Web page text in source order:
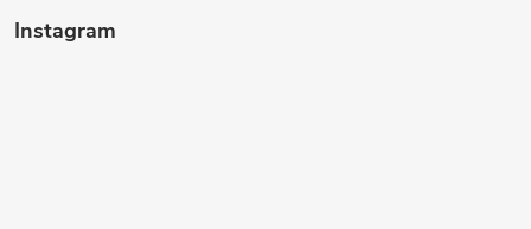
Instagram